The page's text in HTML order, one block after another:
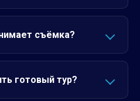
съёмка?
готовый тур?